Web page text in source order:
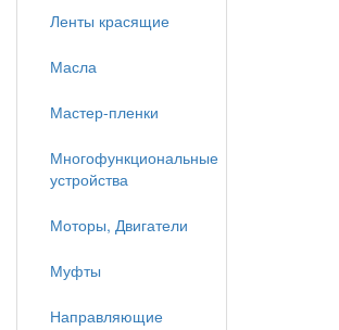
Ленты красящие
Масла
Мастер-пленки
Многофункциональные
устройства
Моторы, Двигатели
Муфты
Направляющие